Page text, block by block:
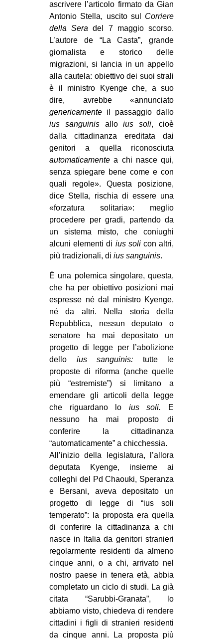
ascrivere l’articolo firmato da Gian
Antonio Stella, uscito sul Corriere
della Sera del 7 maggio scorso.
L’autore de “La Casta”, grande
giornalista e storico delle
migrazioni, si lancia in un appello
alla cautela: obiettivo dei suoi strali
è il ministro Kyenge che, a suo
dire, avrebbe «annunciato
genericamente il passaggio dallo
ius sanguinisalloius soli, cioè
dalla cittadinanza ereditata dai
genitori a quella riconosciuta
automaticamentea chi nasce qui,
senza spiegare bene come e con
quali regole». Questa posizione,
dice Stella, rischia di essere una
«forzatura solitaria»: meglio
procedere per gradi, partendo da
un sistema misto, che coniughi
alcuni elementi di ius solicon altri,
più tradizionali, di ius sanguinis.
È una polemica singolare, questa,
che ha per obiettivo posizioni mai
espresse né dal ministro Kyenge,
né da altri. Nella storia della
Repubblica, nessun deputato o
senatore ha mai depositato un
progetto di legge per l’abolizione
dello ius sanguinis: tutte le
proposte di riforma (anche quelle
più “estremiste”) si limitano a
emendare gli articoli della legge
che riguardano lo ius soli. E
nessuno ha mai proposto di
conferire la cittadinanza
“automaticamente” a chicchessia.
All’inizio della legislatura, l’allora
deputata Kyenge, insieme ai
colleghi del Pd Chaouki, Speranza
e Bersani, aveva depositato un
progetto di legge di “ius soli
temperato”: la proposta era quella
di conferire la cittadinanza a chi
nasce in Italia da genitori stranieri
regolarmente residenti da almeno
cinque anni, o a chi, arrivato nel
nostro paese in tenera età, abbia
completato un ciclo di studi. La già
citata “Sarubbi-Granata”, lo
abbiamo visto, chiedeva di rendere
cittadini i figli di stranieri residenti
da cinque anni. La proposta più